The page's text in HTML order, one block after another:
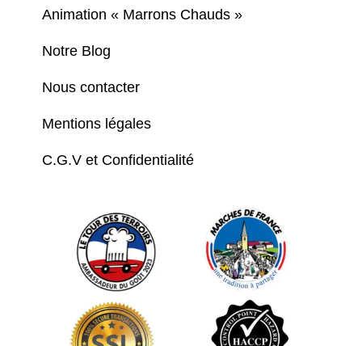
Animation « Marrons Chauds »
Notre Blog
Nous contacter
Mentions légales
C.G.V et Confidentialité